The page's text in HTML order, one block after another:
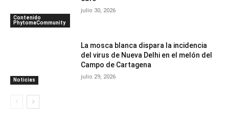
Contenido
PhytomaCommunity
julio 30, 2026
Noticias
La mosca blanca dispara la incidencia
del virus de Nueva Delhi en el melón del
Campo de Cartagena
julio 29, 2026